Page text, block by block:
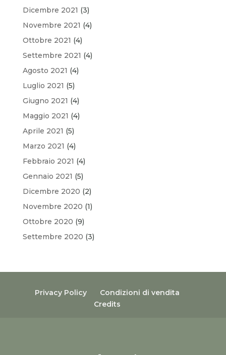
Dicembre 2021 (3)
Novembre 2021 (4)
Ottobre 2021 (4)
Settembre 2021 (4)
Agosto 2021 (4)
Luglio 2021 (5)
Giugno 2021 (4)
Maggio 2021 (4)
Aprile 2021 (5)
Marzo 2021 (4)
Febbraio 2021 (4)
Gennaio 2021 (5)
Dicembre 2020 (2)
Novembre 2020 (1)
Ottobre 2020 (9)
Settembre 2020 (3)
Privacy Policy
Condizioni di vendita
Credits